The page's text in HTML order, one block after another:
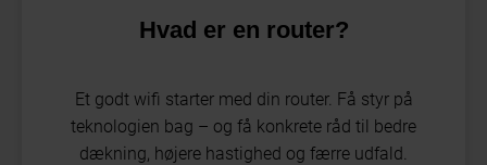
Hvad er en router?
Et godt wifi starter med din router. Få styr på
teknologien bag – og få konkrete råd til bedre
dækning, højere hastighed og færre udfald.